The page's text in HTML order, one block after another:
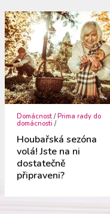
Domácnost /Prima rady do
domácnosti /
Houbařská sezóna
volá! Jste na ni
dostatečně
připraveni?